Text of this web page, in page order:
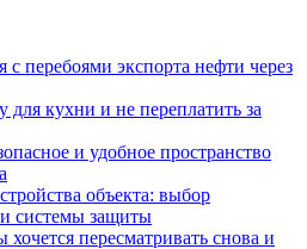
с перебоями экспорта нефти через
кухни и не переплатить за
и удобное пространство
объекта: выбор
системы защиты
пересматривать снова и